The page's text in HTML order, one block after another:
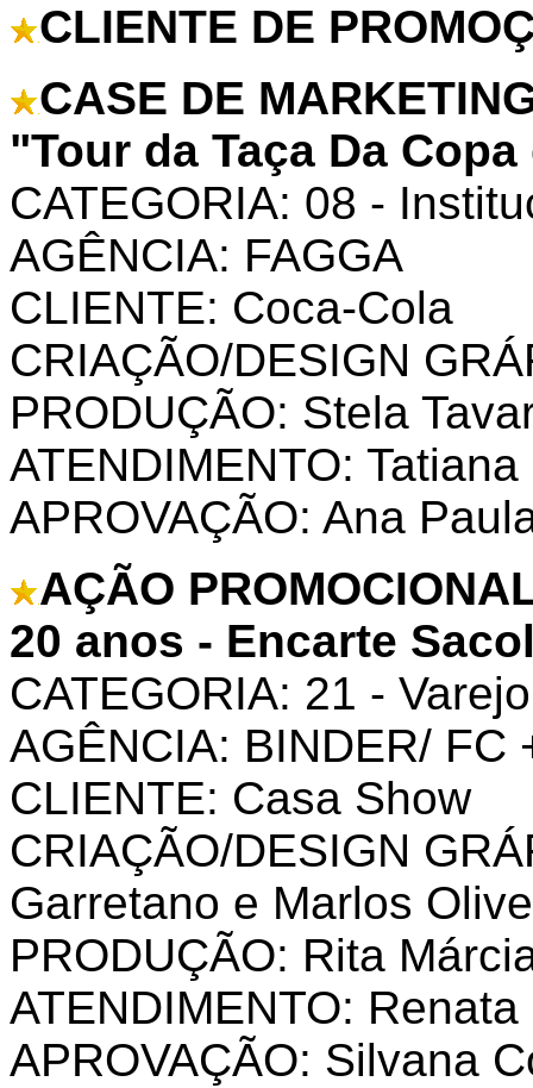
CLIENTE DE
CASE DE
"Tour da Taça Da
CATEGORIA: 08 -
AGÊNCIA: FAGGA
CLIENTE: Coca-Cola
CRIAÇÃO/DESIGN
PRODUÇÃO: Stela
ATENDIMENTO:
APROVAÇÃO: Ana
AÇÃO
20 anos - Encarte
CATEGORIA: 21 - Varejo
AGÊNCIA: BINDER/ FC
CLIENTE: Casa Show
CRIAÇÃO/DESIGN
Garretano e Marlos
PRODUÇÃO: Rita
ATENDIMENTO:
APROVAÇÃO: Silvana